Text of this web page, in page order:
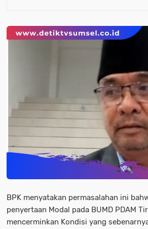
BPK menyatakan permasalahan ini
penyertaan Modal pada BUMD PDAM
mencerminkan Kondisi yang